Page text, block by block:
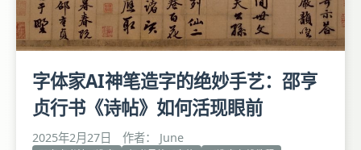
字体家AI神笔造字的绝妙手艺：邵亨
贞行书《诗帖》如何活现眼前
2025年2月27日 作者： June